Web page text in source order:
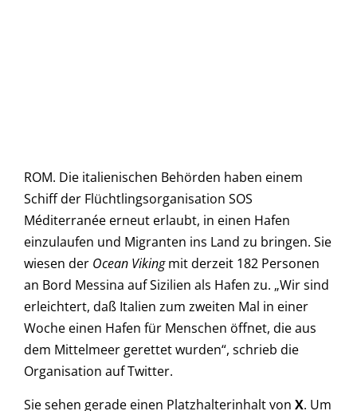
ROM. Die italienischen Behörden haben einem
Schiff der Flüchtlingsorganisation SOS
Méditerranée erneut erlaubt, in einen Hafen
einzulaufen und Migranten ins Land zu bringen. Sie
wiesen der Ocean Vikingmit derzeit 182 Personen
an Bord Messina auf Sizilien als Hafen zu. „Wir sind
erleichtert, daß Italien zum zweiten Mal in einer
Woche einen Hafen für Menschen öffnet, die aus
dem Mittelmeer gerettet wurden“, schrieb die
Organisation auf Twitter.
Sie sehen gerade einen Platzhalterinhalt von X. Um